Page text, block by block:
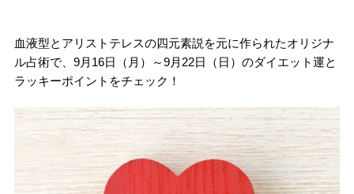
血液型とアリストテレスの四元素説を元に作られたオリジナ
ル占術で、9月16日（月）～9月22日（日）のダイエット運と
ラッキーポイントをチェック！